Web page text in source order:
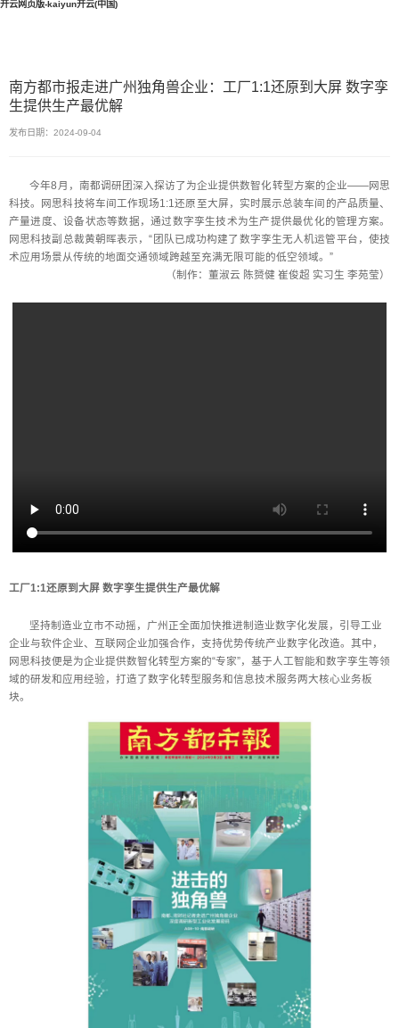
开云网页版-kaiyun开云(中国)
南方都市报走进广州独角兽企业：工厂1:1还原到大屏 数字孪
生提供生产最优解
发布日期：2024-09-04
今年8月，南都调研团深入探访了为企业提供数智化转型方案的企业——网思
科技。网思科技将车间工作现场1:1还原至大屏，实时展示总装车间的产品质量、
产量进度、设备状态等数据，通过数字孪生技术为生产提供最优化的管理方案。
网思科技副总裁黄朝晖表示，“团队已成功构建了数字孪生无人机运管平台，使技
术应用场景从传统的地面交通领域跨越至充满无限可能的低空领域。”
（制作：董淑云 陈赟健 崔俊超 实习生 李苑莹）
工厂1:1还原到大屏 数字孪生提供生产最优解
坚持制造业立市不动摇，广州正全面加快推进制造业数字化发展，引导工业
企业与软件企业、互联网企业加强合作，支持优势传统产业数字化改造。其中，
网思科技便是为企业提供数智化转型方案的“专家”，基于人工智能和数字孪生等领
域的研发和应用经验，打造了数字化转型服务和信息技术服务两大核心业务板
块。